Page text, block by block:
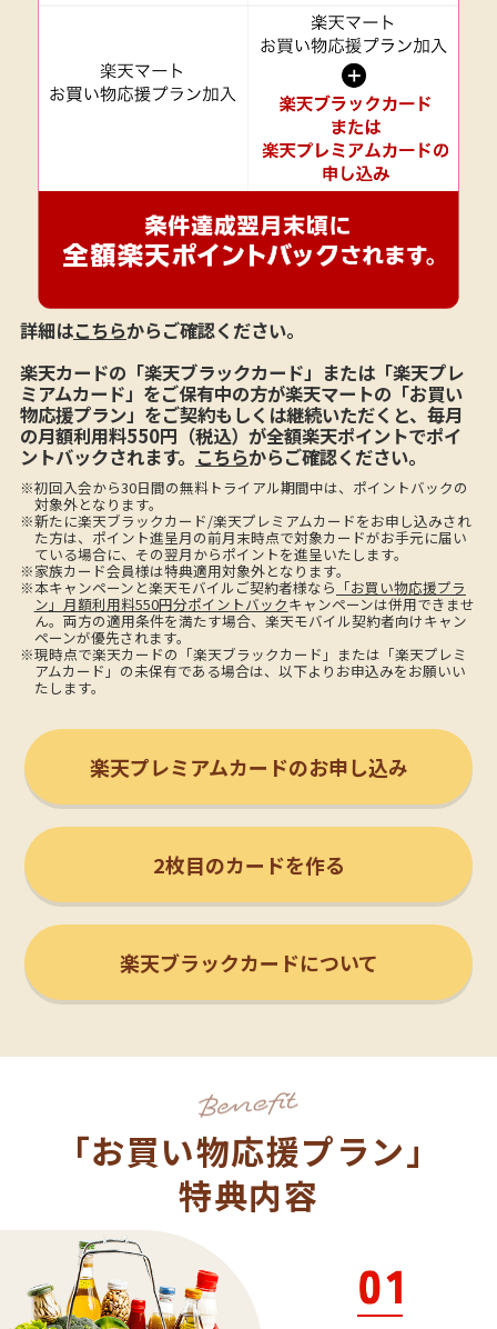
詳細はこちらからご確認ください。
楽天カードの「楽天ブラックカード」または「楽天プレ
ミアムカード」をご保有中の方が楽天マートの「お買い
物応援プラン」をご契約もしくは継続いただくと、毎月
の月額利用料550円（税込）が全額楽天ポイントでポイ
ントバックされます。 こちらからご確認ください。
※初回入会から30日間の無料トライアル期間中は、ポイントバックの
対象外となります。
※新たに楽天ブラックカード/楽天プレミアムカードをお申し込みされ
た方は、ポイント進呈月の前月末時点で対象カードがお手元に届い
ている場合に、その翌月からポイントを進呈いたします。
※家族カード会員様は特典適用対象外となります。
※本キャンペーンと楽天モバイルご契約者様なら 「お買い物応援プラ
ン」月額利用料550円分ポイントバックキャンペーンは併用できませ
ん。両方の適用条件を満たす場合、楽天モバイル契約者向けキャン
ペーンが優先されます。
※現時点で楽天カードの「楽天ブラックカード」または「楽天プレミ
アムカード」の未保有である場合は、以下よりお申込みをお願いい
たします。
楽天プレミアムカードのお申し込み
2枚目のカードを作る
楽天ブラックカードについて
「お買い物応援プラン」
特典内容